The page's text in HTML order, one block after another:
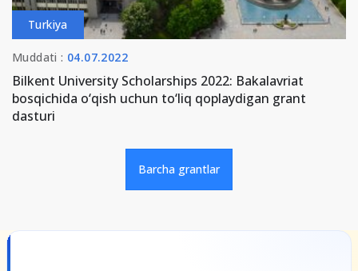
Turkiya
Muddati : 04.07.2022
Bilkent University Scholarships 2022: Bakalavriat
bosqichida o‘qish uchun to‘liq qoplaydigan grant
dasturi
Barcha grantlar